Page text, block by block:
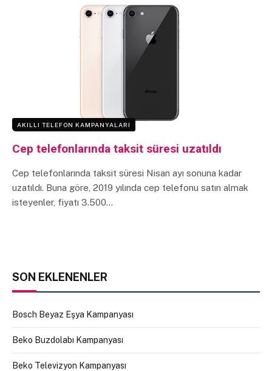
AKILLI TELEFON KAMPANYALARI
Cep telefonlarında taksit süresi uzatıldı
Cep telefonlarında taksit süresi Nisan ayı sonuna kadar
uzatıldı. Buna göre, 2019 yılında cep telefonu satın almak
isteyenler, fiyatı 3.500…
SON EKLENENLER
Bosch Beyaz Eşya Kampanyası
Beko Buzdolabı Kampanyası
Beko Televizyon Kampanyası